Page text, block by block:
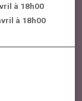
à 18h00
à 18h00